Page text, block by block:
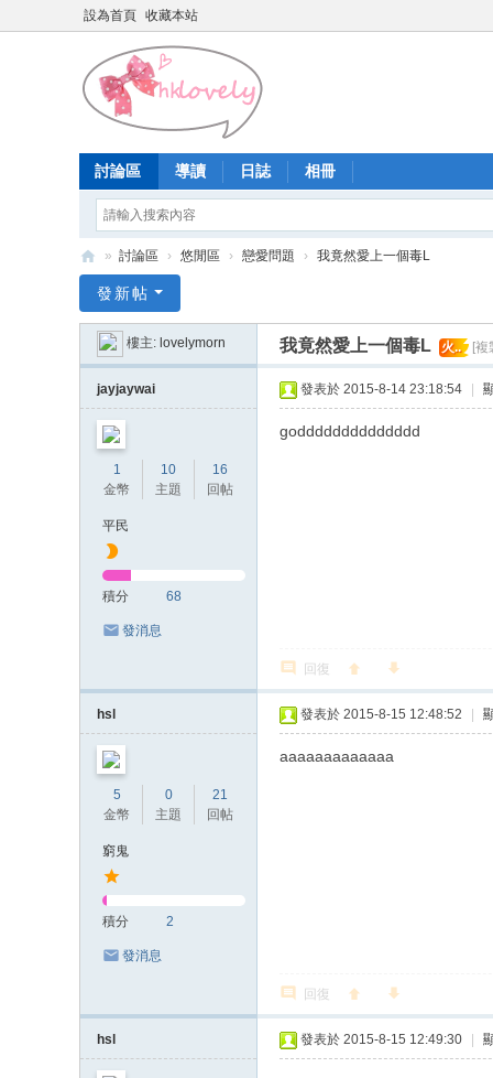
設為首頁 收藏本站
討論區 導讀 日誌 相冊
港
» 討論區 › 悠閒區 › 戀愛問題 › 我竟然愛上一個毒L
發新帖
樓主: lovelymorn 我竟然愛上一個毒L 火.. [複
jayjaywai
1
金幣
10
主題
16
回帖
平民
積分 68
發消息
發表於 2015-8-14 23:18:54
godddddddddddddd
回復
hsl
5
金幣
0
主題
21
回帖
窮鬼
積分 2
發消息
發表於 2015-8-15 12:48:52
aaaaaaaaaaaaa
回復
hsl 發表於 2015-8-15 12:49:30